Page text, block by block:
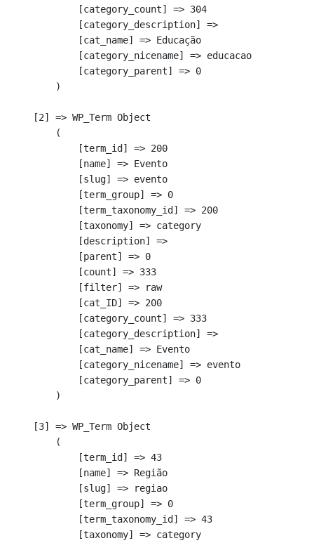
            [category_count] => 304
            [category_description] =>
            [cat_name] => Educação
            [category_nicename] => educacao
            [category_parent] => 0
        )
    [2] => WP_Term Object
        (
            [term_id] => 200
            [name] => Evento
            [slug] => evento
            [term_group] => 0
            [term_taxonomy_id] => 200
            [taxonomy] => category
            [description] =>
            [parent] => 0
            [count] => 333
            [filter] => raw
            [cat_ID] => 200
            [category_count] => 333
            [category_description] =>
            [cat_name] => Evento
            [category_nicename] => evento
            [category_parent] => 0
        )
    [3] => WP_Term Object
        (
            [term_id] => 43
            [name] => Região
            [slug] => regiao
            [term_group] => 0
            [term_taxonomy_id] => 43
            [taxonomy] => category